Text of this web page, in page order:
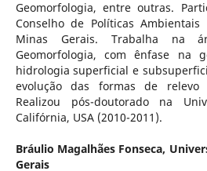
Geomorfologia, entre outras.
Conselho de Políticas Ambientais
Minas Gerais. Trabalha na
Geomorfologia, com ênfase na
hidrologia superficial e
evolução das formas de relevo
Realizou pós-doutorado na
Califórnia, USA (2010-2011).
Bráulio Magalhães Fonseca,
Gerais